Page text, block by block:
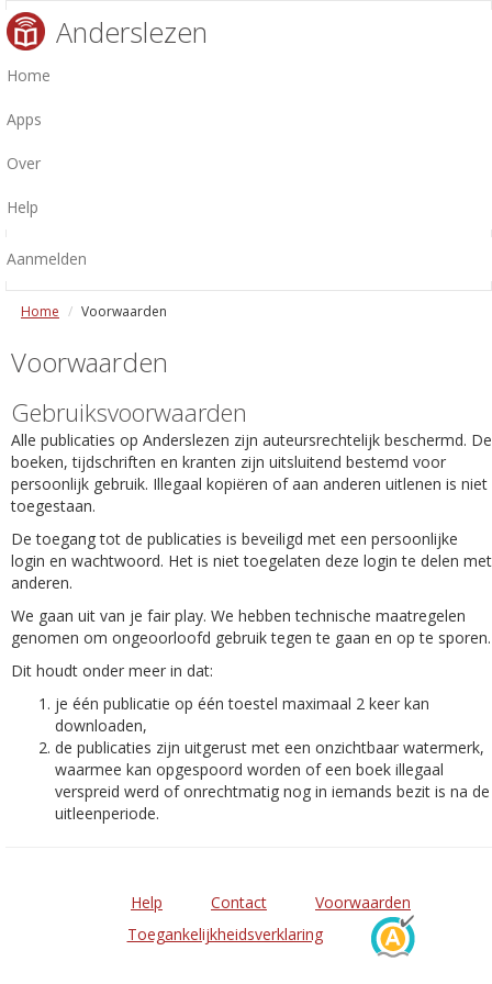
Anderslezen
Home
Apps
Over
Help
Aanmelden
Home Voorwaarden
Voorwaarden
Gebruiksvoorwaarden
Alle publicaties op Anderslezen zijn auteursrechtelijk beschermd. De
boeken, tijdschriften en kranten zijn uitsluitend bestemd voor
persoonlijk gebruik. Illegaal kopiëren of aan anderen uitlenen is niet
toegestaan.
De toegang tot de publicaties is beveiligd met een persoonlijke
login en wachtwoord. Het is niet toegelaten deze login te delen met
anderen.
We gaan uit van je fair play. We hebben technische maatregelen
genomen om ongeoorloofd gebruik tegen te gaan en op te sporen.
Dit houdt onder meer in dat:
je één publicatie op één toestel maximaal 2 keer kan
downloaden,
de publicaties zijn uitgerust met een onzichtbaar watermerk,
waarmee kan opgespoord worden of een boek illegaal
verspreid werd of onrechtmatig nog in iemands bezit is na de
uitleenperiode.
Help Contact
Voorwaarden
Toegankelijkheidsverklaring